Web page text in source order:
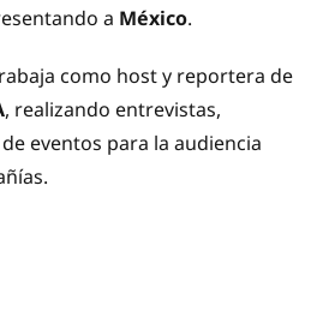
a México.
como host y reportera de
, realizando entrevistas,
eventos para la audiencia